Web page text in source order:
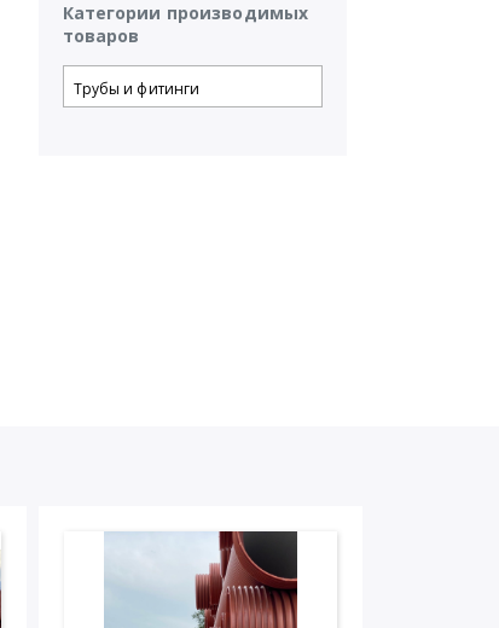
Категории производимых
товаров
Трубы и фитинги